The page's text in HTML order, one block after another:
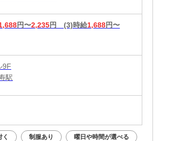
円〜2,235円 (3)時給1,688円〜
9F
駅
く 制服あり 曜日や時間が選べる